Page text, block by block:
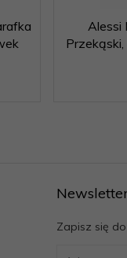
Alessi
Zapisz się